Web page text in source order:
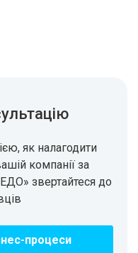
як налагодити
компанії за
звертайтеся до
процеси